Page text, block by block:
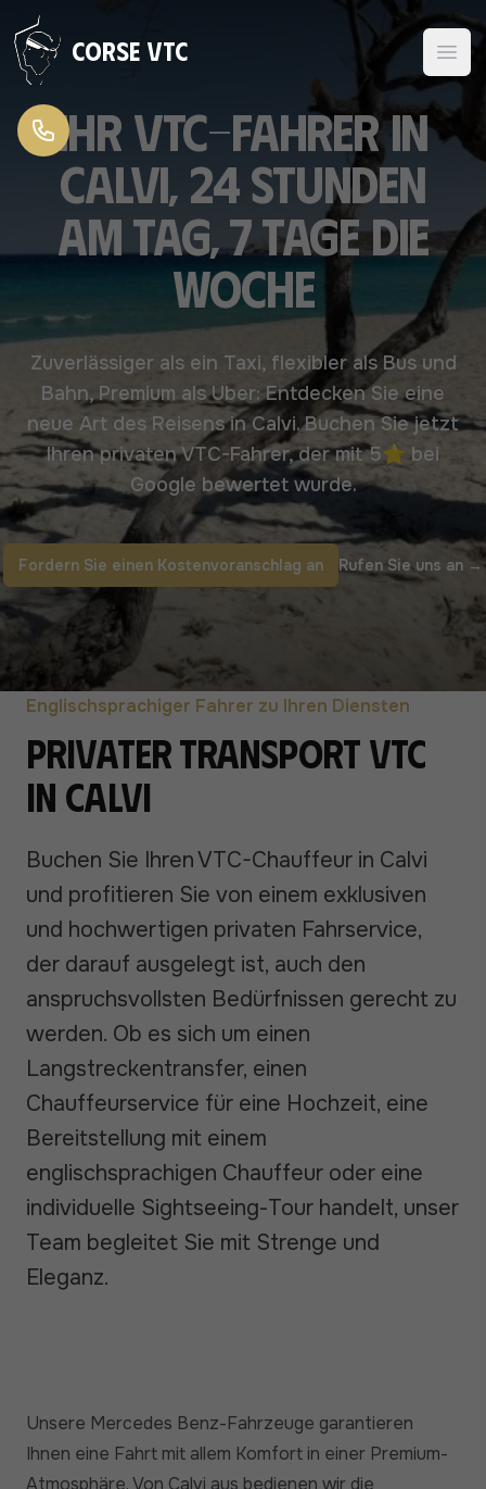
Zum Inhalt springen
Corse VTC
Ihr VTC-Fahrer in
Calvi, 24 Stunden
am Tag, 7 Tage die
Woche
Zuverlässiger als ein Taxi, flexibler als Bus und
Bahn, Premium als Uber: Entdecken Sie eine
neue Art des Reisens in Calvi. Buchen Sie jetzt
Ihren privaten VTC-Fahrer, der mit 5⭐ bei
Google bewertet wurde.
Fordern Sie einen Kostenvoranschlag an Rufen Sie uns an →
Englischsprachiger Fahrer zu Ihren Diensten
Privater Transport VTC
in Calvi
Buchen Sie Ihren VTC-Chauffeur in Calvi
und profitieren Sie von einem exklusiven
und hochwertigen privaten Fahrservice,
der darauf ausgelegt ist, auch den
anspruchsvollsten Bedürfnissen gerecht zu
werden. Ob es sich um einen
Langstreckentransfer, einen
Chauffeurservice für eine Hochzeit, eine
Bereitstellung mit einem
englischsprachigen Chauffeur oder eine
individuelle Sightseeing-Tour handelt, unser
Team begleitet Sie mit Strenge und
Eleganz.
Unsere Mercedes Benz-Fahrzeuge garantieren
Ihnen eine Fahrt mit allem Komfort in einer Premium-
Atmosphäre. Von Calvi aus bedienen wir die